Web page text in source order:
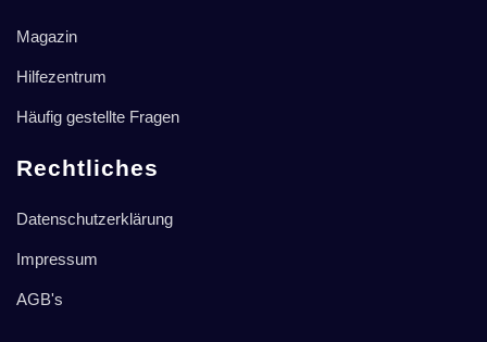
Magazin
Hilfezentrum
Häufig gestellte Fragen
Rechtliches
Datenschutzerklärung
Impressum
AGB's